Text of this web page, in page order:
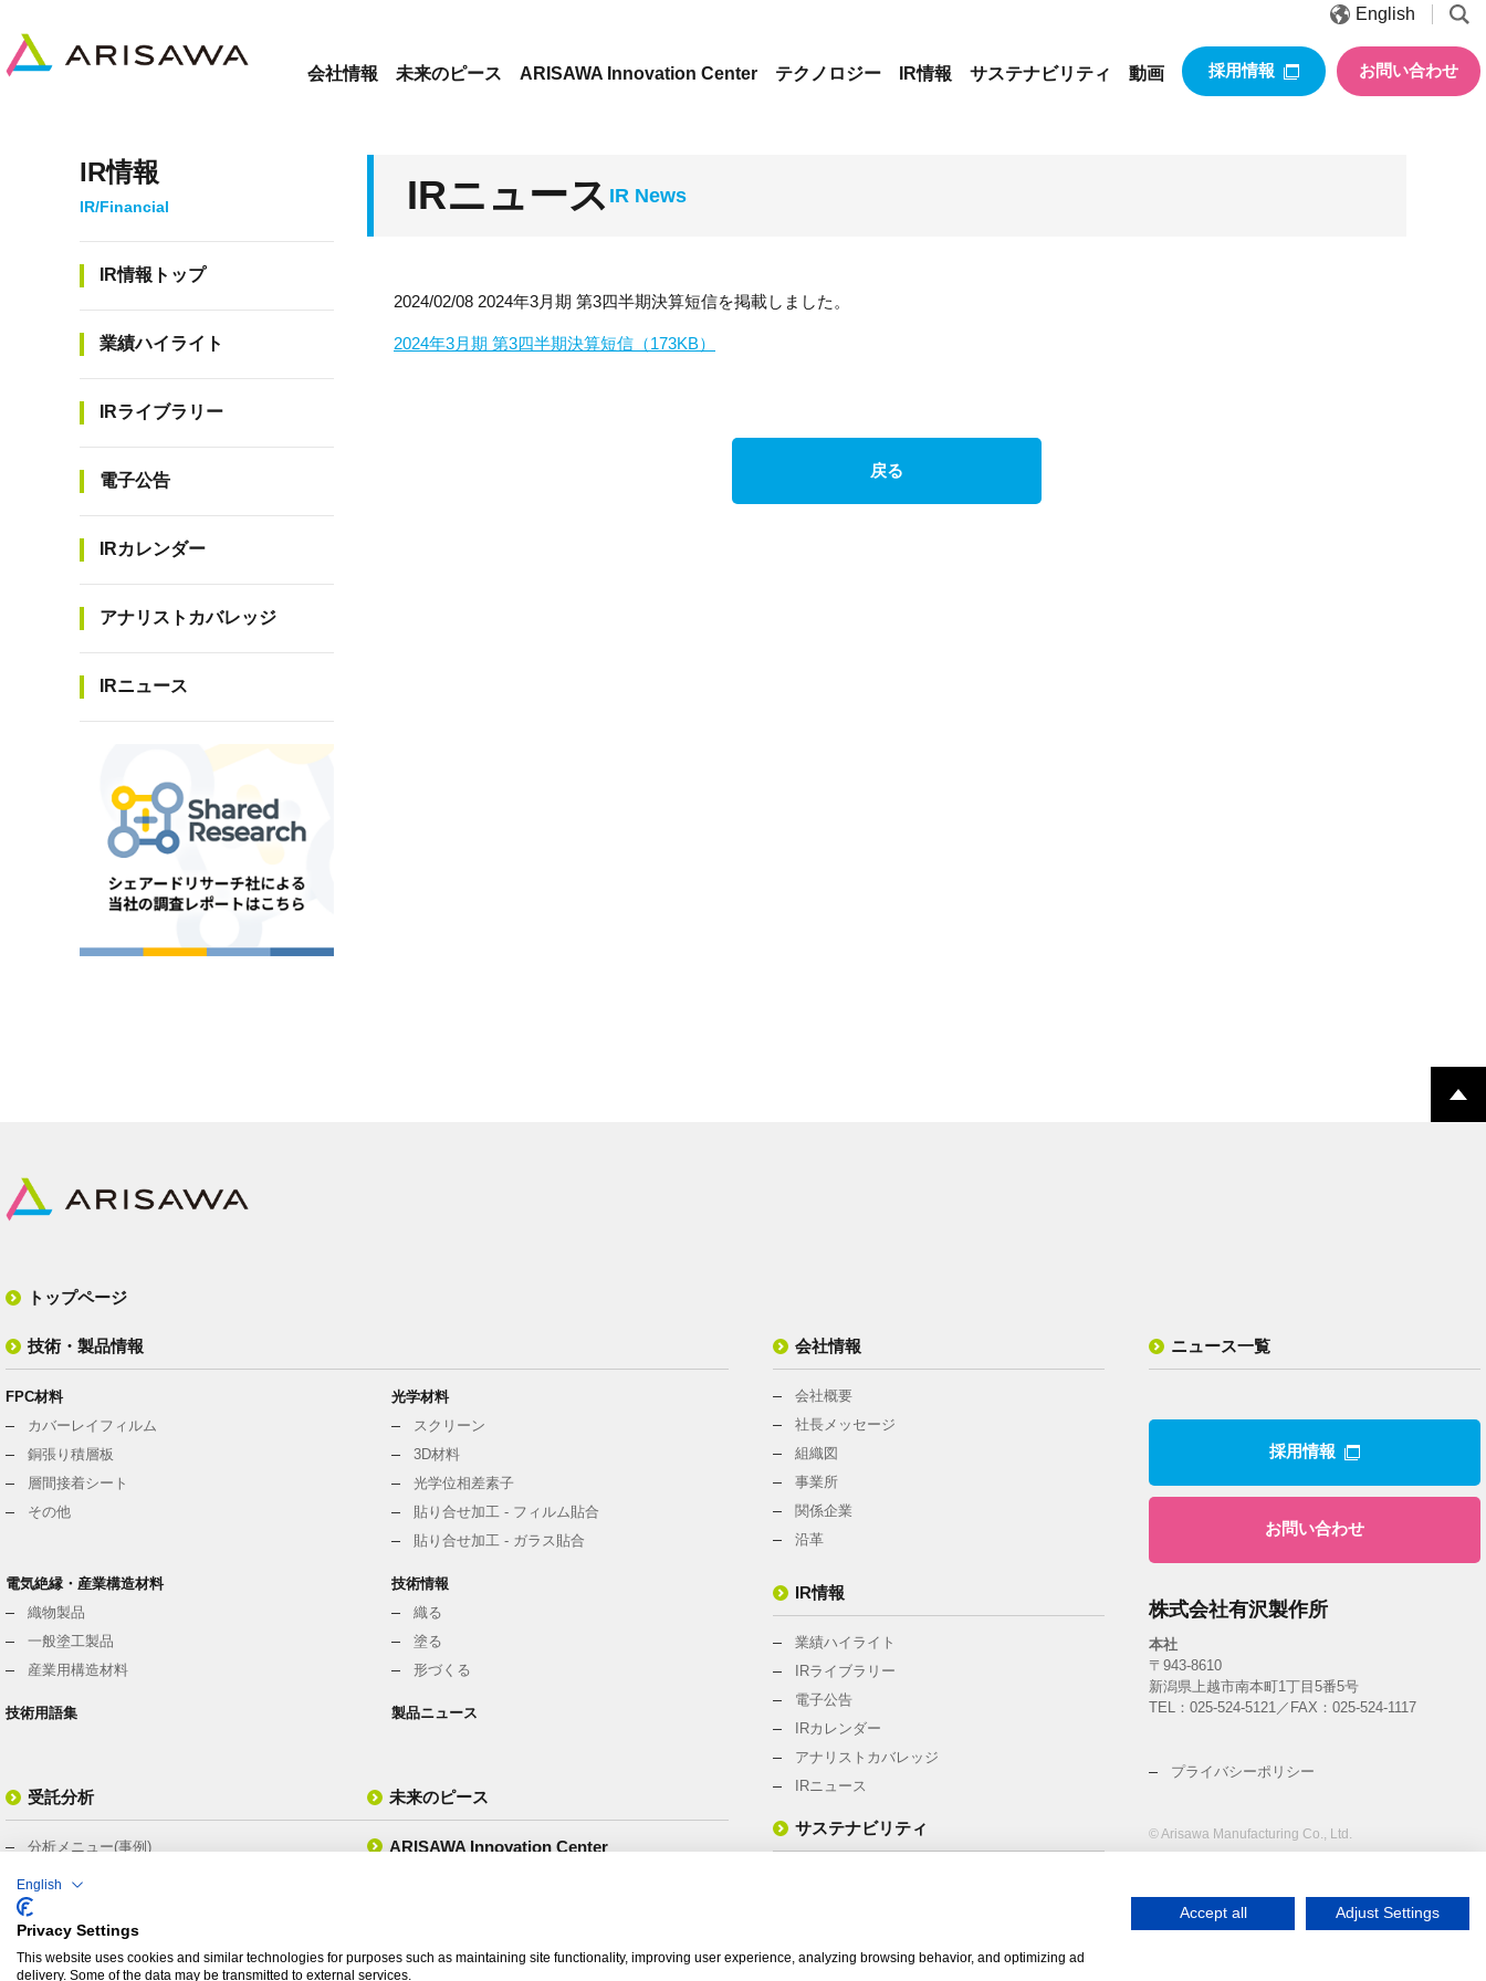
会社情報 未来のピース ARISAWA Innovation Center テクノロジー IR情報 サステナビリティ 動画
English
採用情報 お問い合わせ
IR情報
IR情報トップ
業績ハイライト
IRライブラリー
電子公告
IRカレンダー
アナリストカバレッジ
IRニュース
IRニュース
2024/02/08 2024年3月期 第3四半期決算短信を掲載しました。
2024年3月期 第3四半期決算短信（173KB）
戻る
トップページ
技術・製品情報
FPC材料
カバーレイフィルム
銅張り積層板
層間接着シート
その他
光学材料
スクリーン
3D材料
光学位相差素子
貼り合せ加工 - フィルム貼合
貼り合せ加工 - ガラス貼合
電気絶縁・産業構造材料
織物製品
一般塗工製品
産業用構造材料
技術情報
織る
塗る
形づくる
技術用語集 製品ニュース
未来のピース
ARISAWA Innovation Center
受託分析
分析メニュー(事例)
分析装置
分析ニュース
会社情報
会社概要
社長メッセージ
組織図
事業所
関係企業
沿革
IR情報
業績ハイライト
IRライブラリー
電子公告
IRカレンダー
アナリストカバレッジ
IRニュース
サステナビリティ
CSRニュース
ニュース一覧
採用情報
お問い合わせ
株式会社有沢製作所
本社
〒943-8610
新潟県上越市南本町1丁目5番5号
TEL： 025-524-5121 ／FAX：025-524-1117
プライバシーポリシー
© Arisawa Manufacturing Co., Ltd.
English
Privacy Settings
This website uses cookies and similar technologies for purposes such as maintaining site functionality, improving user experience, analyzing browsing behavior, and optimizing ad
delivery. Some of the data may be transmitted to external services.
Accept all Adjust Settings